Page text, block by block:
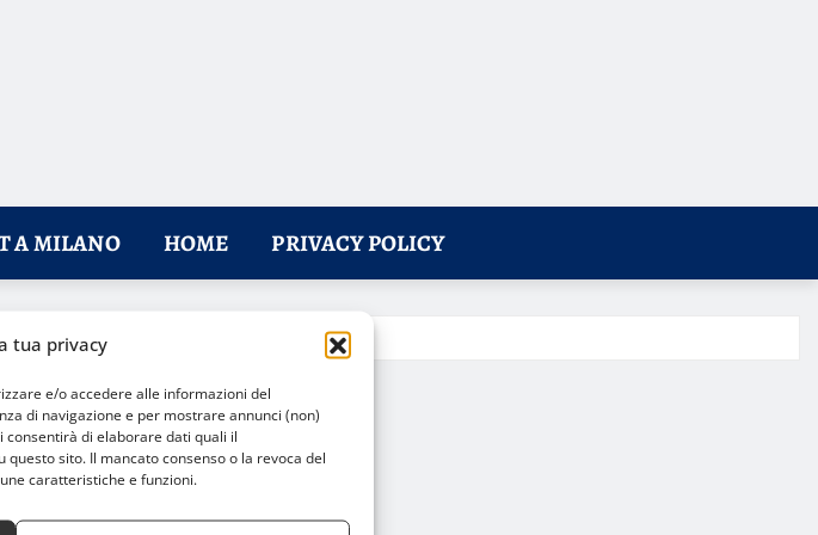
tua privacy
e/o accedere alle informazioni del
di navigazione e per mostrare annunci (non)
consentirà di elaborare dati quali il
sito. Il mancato consenso o la revoca del
caratteristiche e funzioni.
A MILANO HOME PRIVACY POLICY